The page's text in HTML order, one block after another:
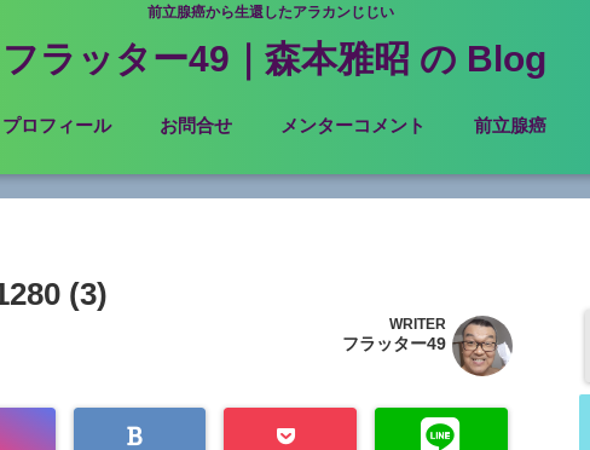
前立腺癌から生還したアラカンじじい
フラッター49｜森本雅昭 の Blog
プロフィール お問合せ メンターコメント 前立腺癌
(3)
WRITER
フラッター49